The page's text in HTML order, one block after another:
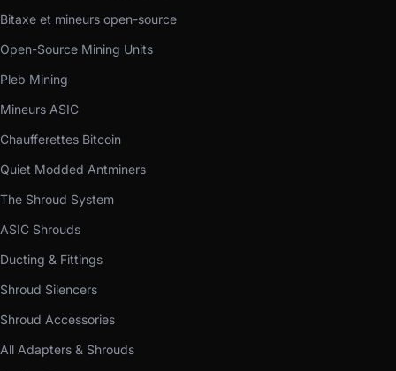
Bitaxe et mineurs open-source
Open-Source Mining Units
Pleb Mining
Mineurs ASIC
Chaufferettes Bitcoin
Quiet Modded Antminers
The Shroud System
ASIC Shrouds
Ducting & Fittings
Shroud Silencers
Shroud Accessories
All Adapters & Shrouds